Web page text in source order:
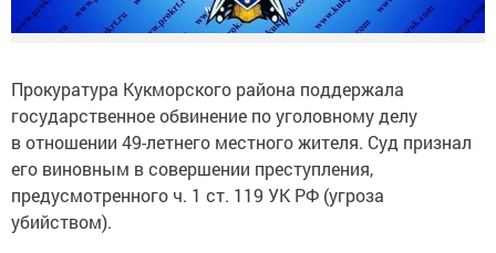
Прокуратура Кукморского района поддержала
государственное обвинение по уголовному делу
в отношении 49-летнего местного жителя. Суд признал
его виновным в совершении преступления,
предусмотренного ч. 1 ст. 119 УК РФ (угроза
убийством).